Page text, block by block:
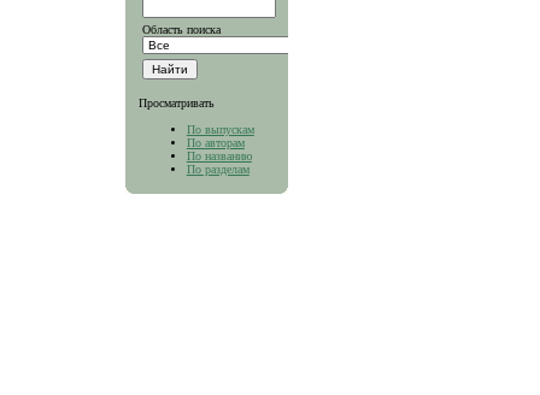
Область поиска
Просматривать
По выпускам
По авторам
По названию
По разделам